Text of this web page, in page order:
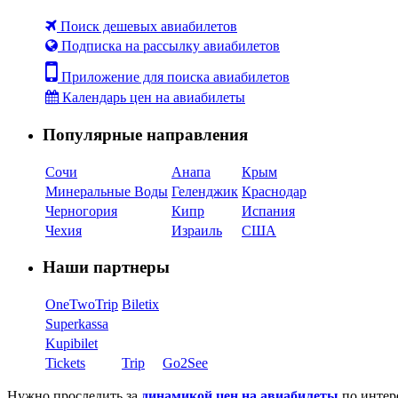
Поиск дешевых авиабилетов
Подписка на рассылку авиабилетов
Приложение для поиска авиабилетов
Календарь цен на авиабилеты
Популярные направления
Сочи Анапа
Крым
Минеральные Воды Геленджик Краснодар
Черногория
Кипр
Испания
Чехия
Израиль США
Наши партнеры
OneTwoTrip Biletix
Superkassa
Kupibilet
Tickets
Trip Go2See